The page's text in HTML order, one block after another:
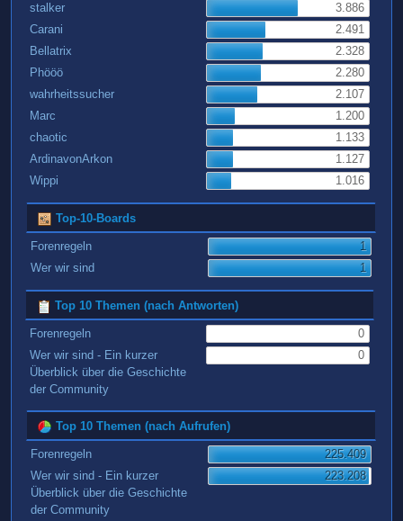
stalker
3.886
Carani
2.491
Bellatrix
2.328
Phööö
2.280
wahrheitssucher
2.107
Marc
1.200
chaotic
1.133
ArdinavonArkon
1.127
Wippi
1.016
Top-10-Boards
Forenregeln
1
Wer wir sind
1
Top 10 Themen (nach Antworten)
Forenregeln
0
Wer wir sind - Ein kurzer
Überblick über die Geschichte
der Community
0
Top 10 Themen (nach Aufrufen)
Forenregeln
225.409
Wer wir sind - Ein kurzer
Überblick über die Geschichte
der Community
223.208